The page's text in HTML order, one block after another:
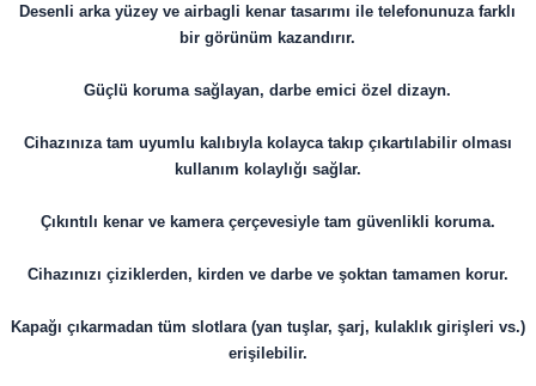
Desenli arka yüzey ve airbagli kenar tasarımı ile telefonunuza farklı
bir görünüm kazandırır.
Güçlü koruma sağlayan, darbe emici özel dizayn.
Cihazınıza tam uyumlu kalıbıyla kolayca takıp çıkartılabilir olması
kullanım kolaylığı sağlar.
Çıkıntılı kenar ve kamera çerçevesiyle tam güvenlikli koruma.
Cihazınızı çiziklerden, kirden ve darbe ve şoktan tamamen korur.
Kapağı çıkarmadan tüm slotlara (yan tuşlar, şarj, kulaklık girişleri vs.)
erişilebilir.